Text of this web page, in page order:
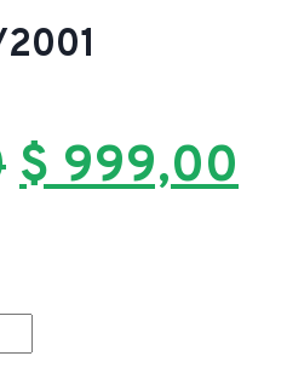
El
original
$999,00El